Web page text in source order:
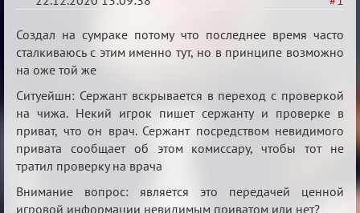
Ценная
игровая
информация
Создал на сумраке потому что последнее время часто
сталкиваюсь с этим именно тут, но в принципе возможно
на оже той же
Ситуейшн: Сержант вскрывается в переход с проверкой
на чижа. Некий игрок пишет сержанту и проверке в
приват, что он врач. Сержант посредством невидимого
привата сообщает об этом комиссару, чтобы тот не
тратил проверку на врача
Внимание вопрос: является это передачей ценной
игровой информации невидимым приватом или нет?